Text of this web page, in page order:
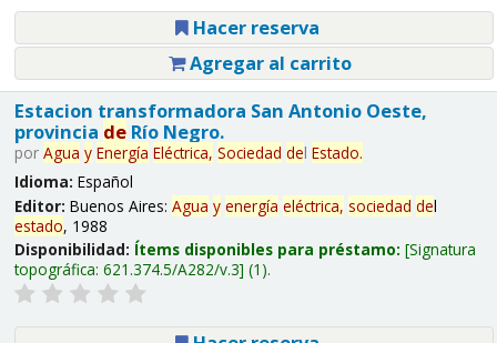
Hacer reserva
Agregar al carrito
Estacion transformadora San Antonio Oeste,
provincia deRío Negro.
por Agua y Energía Eléctrica, Sociedad del Estado.
Idioma: Español
Editor: Buenos Aires: Agua y energía eléctrica, sociedad del
estado, 1988
Disponibilidad: Ítems disponibles para préstamo: Signatura
topográfica: 621.374.5/A282/v.3 (1).